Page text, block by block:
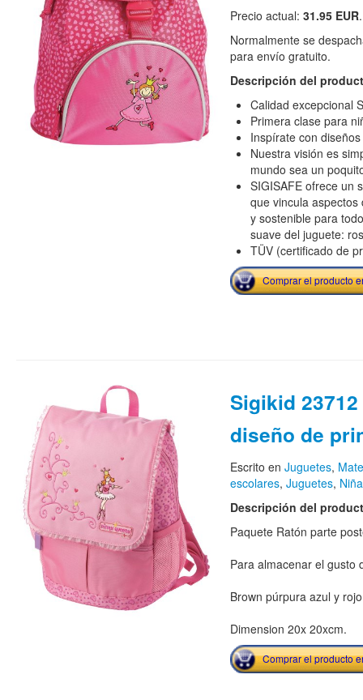
Precio actual: 31.95 EUR.
Normalmente se
para envío gratuito.
Descripción del
Calidad excepcional
Primera clase para
Inspírate con
Nuestra visión es
mundo sea un
SIGISAFE ofrece un
que vincula
y sostenible para
suave del juguete:
TÜV (certificado de
Comprar el producto
Sigikid
diseño de
Escrito en Juguetes,
escolares, Juguetes,
Descripción del
Paquete Ratón parte
Para almacenar el gusto
Brown púrpura azul y
Dimension 20x 20xcm.
Comprar el producto